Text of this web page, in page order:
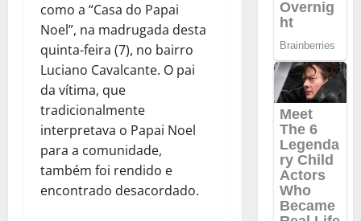
como a “Casa do Papai
Noel”, na madrugada desta
quinta-feira (7), no bairro
Luciano Cavalcante. O pai
da vítima, que
tradicionalmente
interpretava o Papai Noel
para a comunidade,
também foi rendido e
encontrado desacordado.